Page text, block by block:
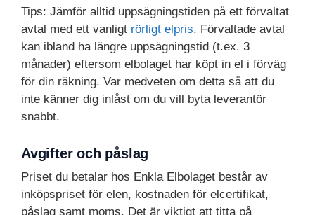
Tips: Jämför alltid uppsägningstiden på ett förvaltat
avtal med ett vanligt rörligt elpris. Förvaltade avtal
kan ibland ha längre uppsägningstid (t.ex. 3
månader) eftersom elbolaget har köpt in el i förväg
för din räkning. Var medveten om detta så att du
inte känner dig inlåst om du vill byta leverantör
snabbt.
Avgifter och påslag
Priset du betalar hos Enkla Elbolaget består av
inköpspriset för elen, kostnaden för elcertifikat,
påslag samt moms. Det är viktigt att titta på